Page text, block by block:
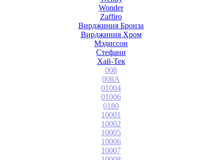
Wonder
Zaffiro
Вирджиния Бронза
Вирджиния Хром
Мэдиссон
Стефани
Хай-Тек
008
008A
01004
01006
0180
10001
10002
10005
10006
10007